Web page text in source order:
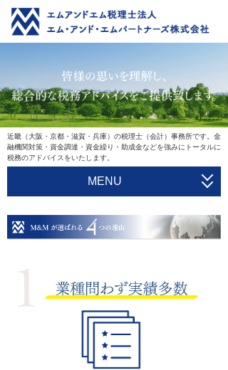
近畿（大阪・京都・滋賀・兵庫）の税理士（会計）事務所です。金
融機関対策・資金調達・資金繰り・助成金などを強みにトータルに
税務のアドバイスをいたします。
MENU
会社案内
サービス一覧
一般業務
スタッフ